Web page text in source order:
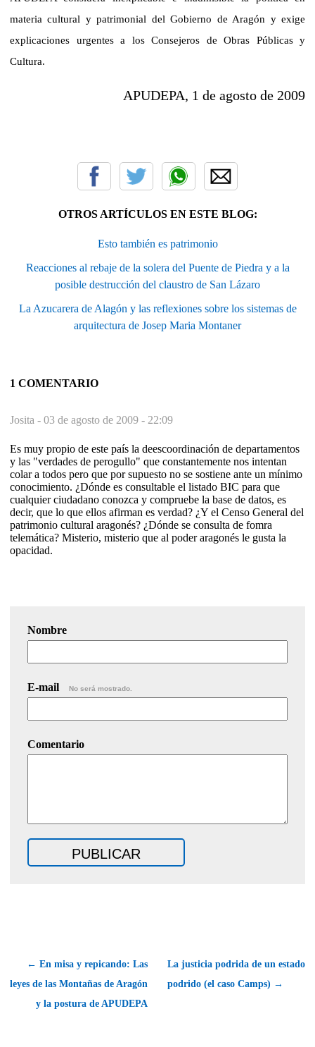
materia cultural y patrimonial del Gobierno de Aragón y exige
explicaciones urgentes a los Consejeros de Obras Públicas y
Cultura.
APUDEPA, 1 de agosto de 2009
OTROS ARTÍCULOS EN ESTE BLOG:
Esto también es patrimonio
Reacciones al rebaje de la solera del Puente de Piedra y a la
posible destrucción del claustro de San Lázaro
La Azucarera de Alagón y las reflexiones sobre los sistemas de
arquitectura de Josep Maria Montaner
1 COMENTARIO
Josita - 03 de agosto de 2009 - 22:09
Es muy propio de este país la deescoordinación de departamentos
y las "verdades de perogullo" que constantemente nos intentan
colar a todos pero que por supuesto no se sostiene ante un mínimo
conocimiento. ¿Dónde es consultable el listado BIC para que
cualquier ciudadano conozca y compruebe la base de datos, es
decir, que lo que ellos afirman es verdad? ¿Y el Censo General del
patrimonio cultural aragonés? ¿Dónde se consulta de fomra
telemática? Misterio, misterio que al poder aragonés le gusta la
opacidad.
Nombre
E-mail No será mostrado.
Comentario
← En misa y repicando: Las
leyes de las Montañas de Aragón
y la postura de APUDEPA
La justicia podrida de un estado
podrido (el caso Camps) →